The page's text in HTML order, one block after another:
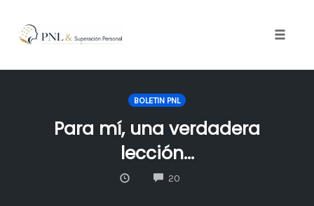
BOLETIN PNL
Para mí, una verdadera
lección…
20COMMENTS